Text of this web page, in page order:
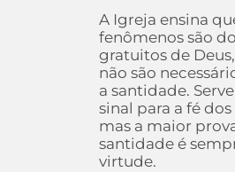
A Igreja ensina
fenômenos são
gratuitos de
não são
a santidade.
sinal para a fé dos
mas a maior
santidade é
virtude.